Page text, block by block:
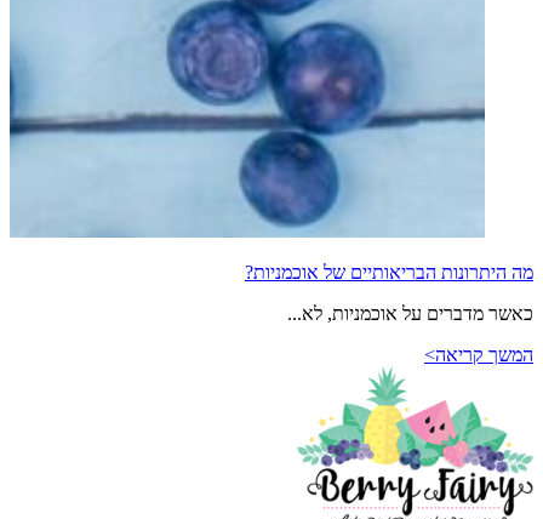
מה היתרונות הבריאותיים של אוכמניות?
כאשר מדברים על אוכמניות, לא...
המשך קריאה>